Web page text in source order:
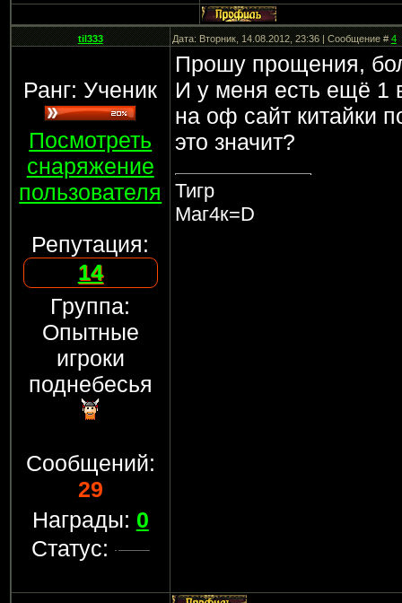
til333 Дата: Вторник, 14.08.2012, 23:36 | Сообщение #4
Ранг: Ученик
Посмотреть
снаряжение
пользователя
Репутация:
14
Группа:
Опытные
игроки
поднебесья
Сообщений:
29
Награды: 0
Статус:
Прошу прощения,
И у меня есть ещё 1
на оф сайт китайки
это значит?
Тигр
Маг4к=D